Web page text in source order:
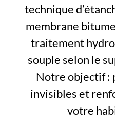
technique
membrane
traitement
souple selon le
Notre objectif :
invisibles et
votre